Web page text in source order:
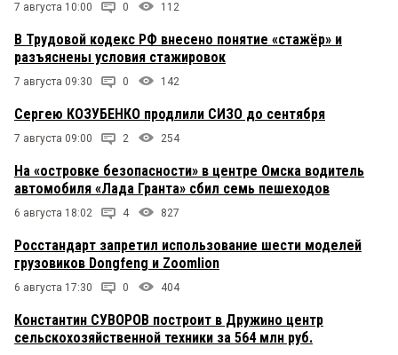
7 августа 10:00 0 112
В Трудовой кодекс РФ внесено понятие «стажёр» и
разъяснены условия стажировок
7 августа 09:30 0 142
Сергею КОЗУБЕНКО продлили СИЗО до сентября
7 августа 09:00 2 254
На «островке безопасности» в центре Омска водитель
автомобиля «Лада Гранта» сбил семь пешеходов
6 августа 18:02 4 827
Росстандарт запретил использование шести моделей
грузовиков Dongfeng и Zoomlion
6 августа 17:30 0 404
Константин СУВОРОВ построит в Дружино центр
сельскохозяйственной техники за 564 млн руб.